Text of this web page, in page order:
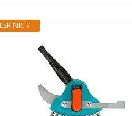
NR. 7